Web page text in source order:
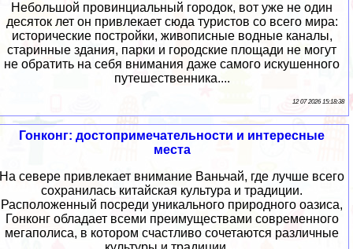
Небольшой провинциальный городок, вот уже не один
десяток лет он привлекает сюда туристов со всего мира:
исторические постройки, живописные водные каналы,
старинные здания, парки и городские площади не могут
не обратить на себя внимания даже самого искушенного
путешественника....
12 07 2026 15:18:38
Гонконг: достопримечательности и интересные
места
На севере привлекает внимание Ваньчай, где лучше всего
сохранилась китайская культура и традиции.
Расположенный посреди уникального природного оазиса,
Гонконг обладает всеми преимуществами современного
мегаполиса, в котором счастливо сочетаются различные